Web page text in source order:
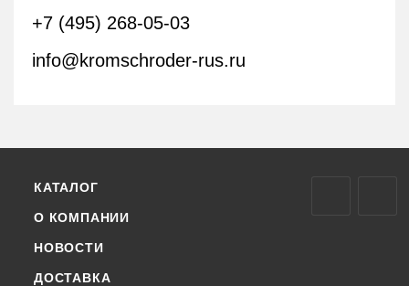
+7 (495) 268-05-03
info@kromschroder-rus.ru
КАТАЛОГ
О КОМПАНИИ
НОВОСТИ
ДОСТАВКА